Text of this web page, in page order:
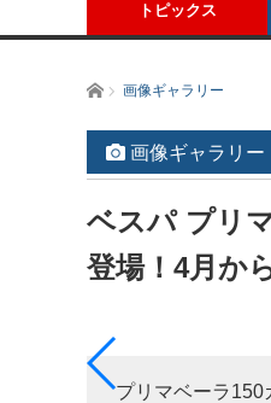
トピックス
ホーム画像ギャラリー
画像ギャラリー
ベスパ プリ
登場！4月か
プリマベーラ150